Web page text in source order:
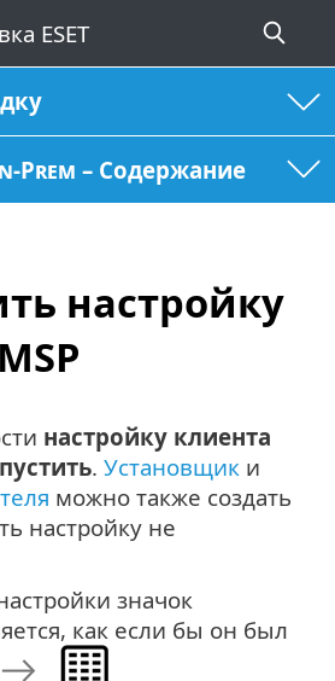
Prem – Содержание
настройку
настройку клиента
. Установщик и
можно также создать
настройку не
значок
как если бы он был